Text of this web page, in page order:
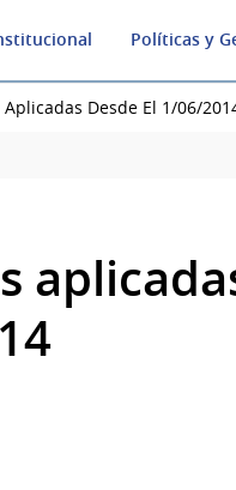
Políticas y
Aplicadas Desde El 1/06/